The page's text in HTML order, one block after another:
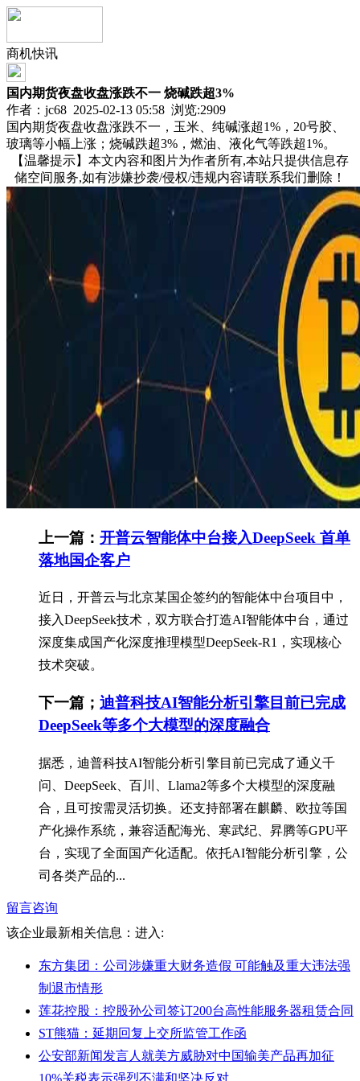
商机快讯
国内期货夜盘收盘涨跌不一 烧碱跌超3%
作者：jc68 2025-02-13 05:58 浏览:2909
国内期货夜盘收盘涨跌不一，玉米、纯碱涨超1%，20号胶、
玻璃等小幅上涨；烧碱跌超3%，燃油、液化气等跌超1%。
【温馨提示】本文内容和图片为作者所有,本站只提供信息存
储空间服务,如有涉嫌抄袭/侵权/违规内容请联系我们删除！
上一篇： 开普云智能体中台接入DeepSeek 首单
落地国企客户
近日，开普云与北京某国企签约的智能体中台项目中，
接入DeepSeek技术，双方联合打造AI智能体中台，通过
深度集成国产化深度推理模型DeepSeek-R1，实现核心
技术突破。
下一篇； 迪普科技AI智能分析引擎目前已完成
DeepSeek等多个大模型的深度融合
据悉，迪普科技AI智能分析引擎目前已完成了通义千
问、DeepSeek、百川、Llama2等多个大模型的深度融
合，且可按需灵活切换。还支持部署在麒麟、欧拉等国
产化操作系统，兼容适配海光、寒武纪、昇腾等GPU平
台，实现了全面国产化适配。依托AI智能分析引擎，公
司各类产品的...
留言咨询
该企业最新相关信息： 进入:
东方集团：公司涉嫌重大财务造假 可能触及重大违法强
制退市情形
莲花控股：控股孙公司签订200台高性能服务器租赁合同
ST熊猫：延期回复上交所监管工作函
公安部新闻发言人就美方威胁对中国输美产品再加征
10%关税表示强烈不满和坚决反对